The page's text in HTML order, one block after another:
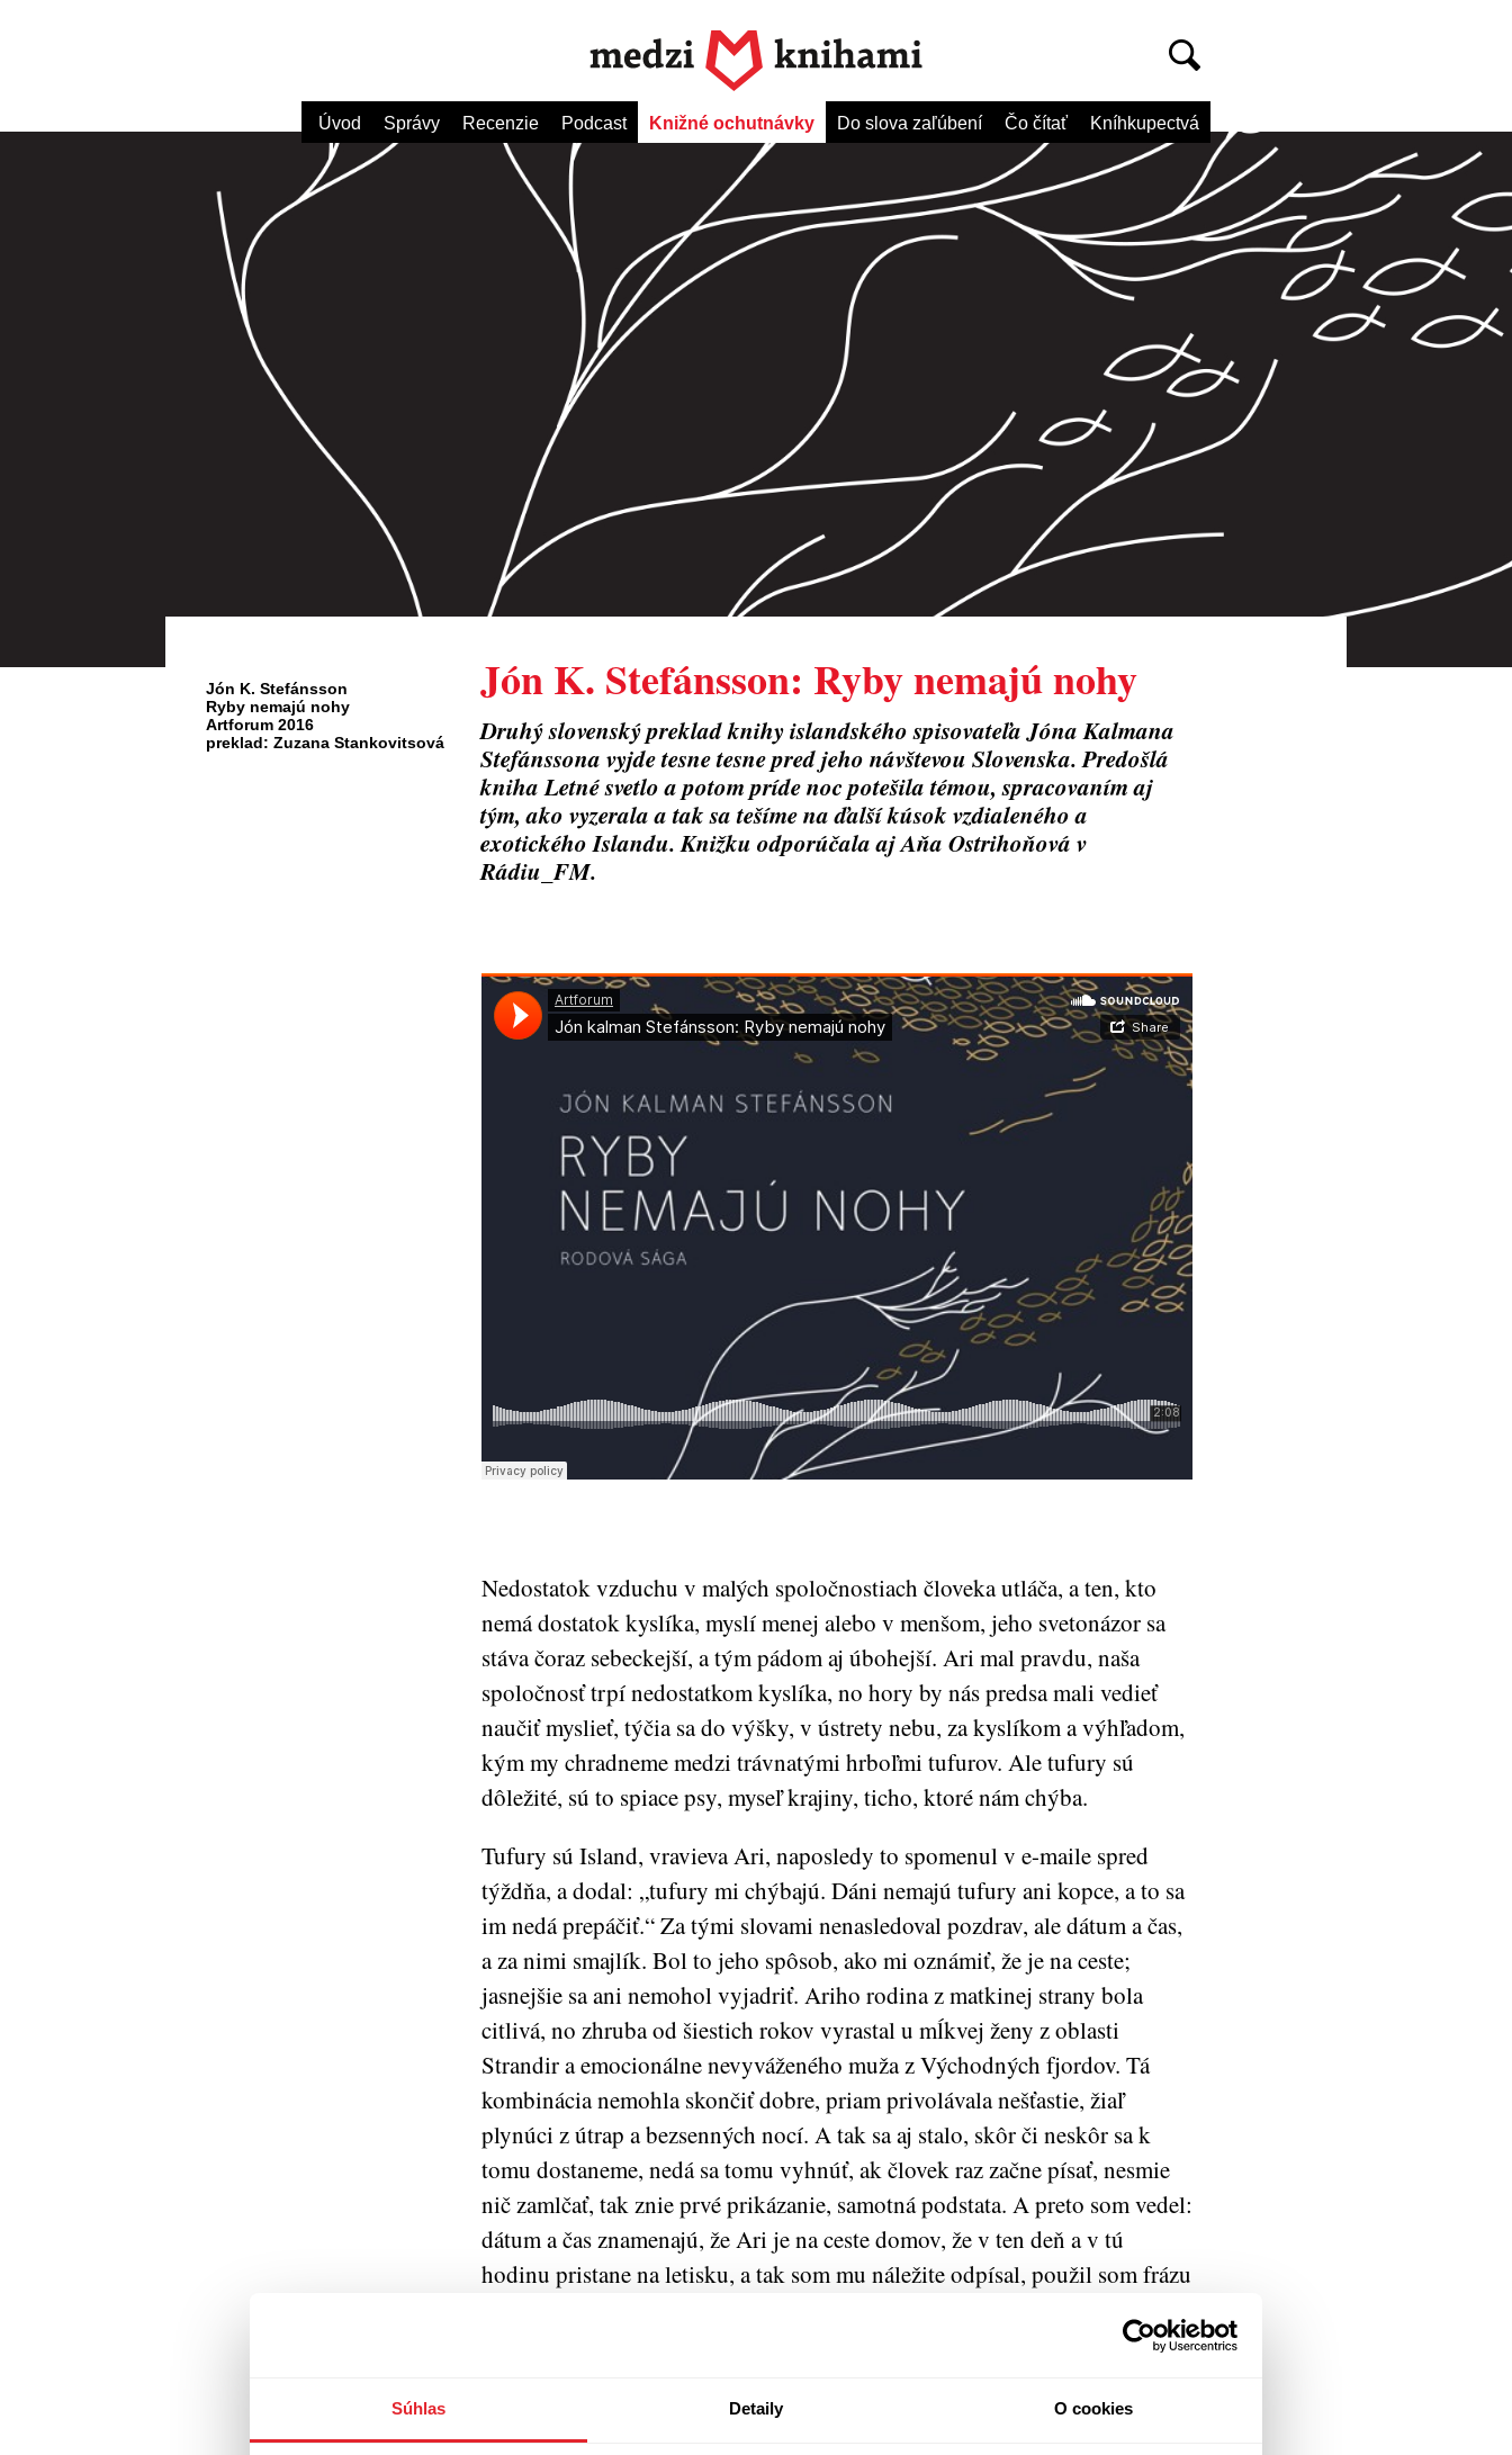
Súhlas Detaily O cookies
Úvod Správy Recenzie Podcast Knižné ochutnávky Do slova zaľúbení Čo čítať Kníhkupectvá
Jón K. Stefánsson
Ryby nemajú nohy
Artforum 2016
preklad: Zuzana Stankovitsová
Jón K. Stefánsson: Ryby nemajú nohy
Druhý slovenský preklad knihy islandského spisovateľa Jóna Kalmana
Stefánssona vyjde tesne tesne pred jeho návštevou Slovenska. Predošlá
kniha Letné svetlo a potom príde noc potešila témou, spracovaním aj
tým, ako vyzerala a tak sa tešíme na ďalší kúsok vzdialeného a
exotického Islandu. Knižku odporúčala aj Aňa Ostrihoňová v
Rádiu_FM.
Nedostatok vzduchu v malých spoločnostiach človeka utláča, a ten, kto
nemá dostatok kyslíka, myslí menej alebo v menšom, jeho svetonázor sa
stáva čoraz sebeckejší, a tým pádom aj úbohejší. Ari mal pravdu, naša
spoločnosť trpí nedostatkom kyslíka, no hory by nás predsa mali vedieť
naučiť myslieť, týčia sa do výšky, v ústrety nebu, za kyslíkom a výhľadom,
kým my chradneme medzi trávnatými hrboľmi tufurov. Ale tufury sú
dôležité, sú to spiace psy, myseľ krajiny, ticho, ktoré nám chýba.
Tufury sú Island, vravieva Ari, naposledy to spomenul v e-maile spred
týždňa, a dodal: „tufury mi chýbajú. Dáni nemajú tufury ani kopce, a to sa
im nedá prepáčiť.“ Za tými slovami nenasledoval pozdrav, ale dátum a čas,
a za nimi smajlík. Bol to jeho spôsob, ako mi oznámiť, že je na ceste;
jasnejšie sa ani nemohol vyjadriť. Ariho rodina z matkinej strany bola
citlivá, no zhruba od šiestich rokov vyrastal u mĺkvej ženy z oblasti
Strandir a emocionálne nevyváženého muža z Východných fjordov. Tá
kombinácia nemohla skončiť dobre, priam privolávala nešťastie, žiaľ
plynúci z útrap a bezsenných nocí. A tak sa aj stalo, skôr či neskôr sa k
tomu dostaneme, nedá sa tomu vyhnúť, ak človek raz začne písať, nesmie
nič zamlčať, tak znie prvé prikázanie, samotná podstata. A preto som vedel:
dátum a čas znamenajú, že Ari je na ceste domov, že v ten deň a v tú
hodinu pristane na letisku, a tak som mu náležite odpísal, použil som frázu
vypijeme spolu, čo povieš? A odpoveď bola nečakaná: V hoteli Flughótel
Ariho zakódovaná správa o návrate domov bola celkom zreteľná a človek